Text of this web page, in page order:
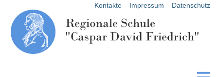
Kontakte Impressum Datenschutz
Regionale Schule
"Caspar David Friedrich"